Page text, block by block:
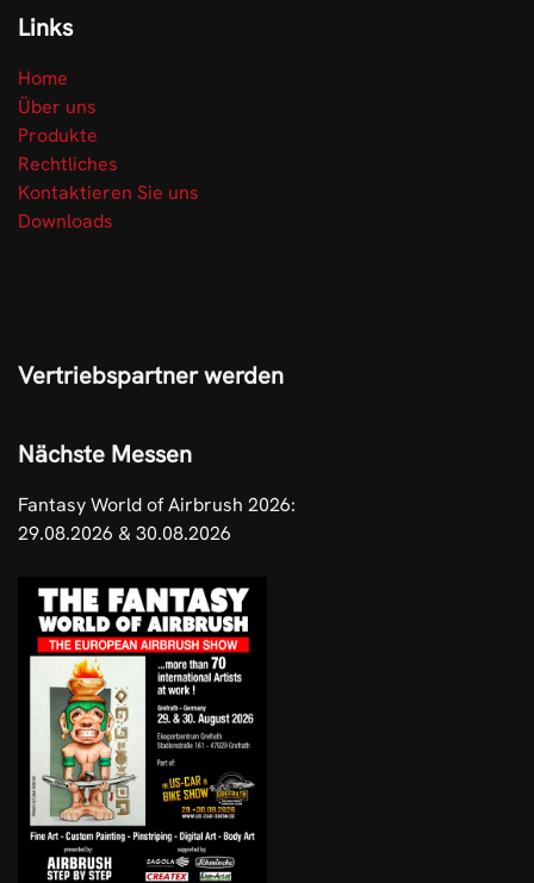
Links
Home
Über uns
Produkte
Rechtliches
Kontaktieren Sie uns
Downloads
Vertriebspartner werden
Nächste Messen
Fantasy World of Airbrush 2026:
29.08.2026 & 30.08.2026